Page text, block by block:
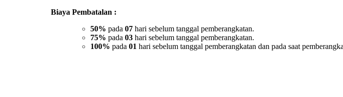
Biaya Pembatalan :
50% pada 07 hari sebelum tanggal pemberangkatan.
75% pada 03 hari sebelum tanggal pemberangkatan.
100% pada 01 hari sebelum tanggal pemberangkatan dan pada saat